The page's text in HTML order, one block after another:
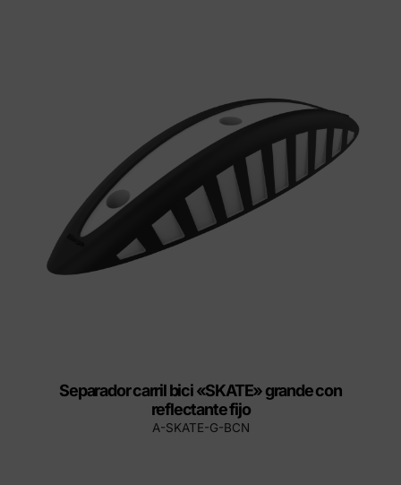
Separador carril bici «SKATE» grande con
reflectante fijo
A-SKATE-G-BCN